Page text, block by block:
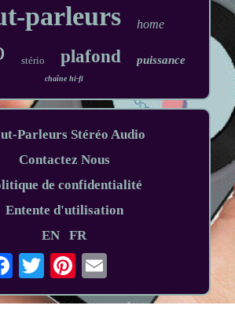
parleurs home
stério plafond puissance
chaîne hi-fi
Parleurs Stéréo Audio
Contactez Nous
de confidentialité
Entente d'utilisation
EN
FR